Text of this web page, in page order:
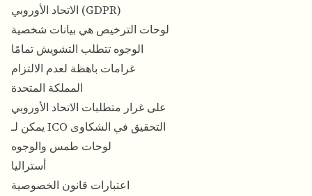
الاتحاد الأوروبي (GDPR)
لوحات الترخيص هي بيانات شخصية
الوجوه تتطلب التشويش تمامًا
غرامات باهظة لعدم الالتزام
المملكة المتحدة
على غرار متطلبات الاتحاد الأوروبي
يمكن لـ ICO التحقيق في الشكاوى
لوحات طمس والوجوه
أستراليا
اعتبارات قانون الخصوصية